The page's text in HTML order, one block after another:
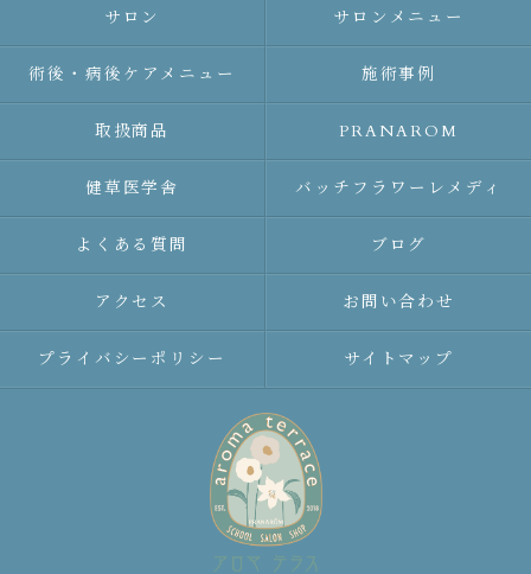
サロン サロンメニュー
術後・病後ケアメニュー 施術事例
取扱商品 PRANAROM
健草医学舎 バッチフラワーレメディ
よくある質問 ブログ
アクセス お問い合わせ
プライバシーポリシー サイトマップ